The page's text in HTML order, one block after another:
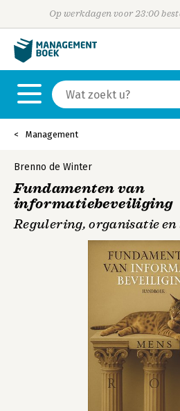
Op werkdagen voor 23:00
Management
Brenno de Winter
Fundamenten van
informatiebeveiliging
Regulering, organisatie en